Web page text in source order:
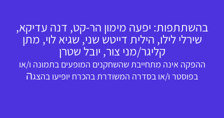
בהשתתפות: יפעה מימון הר-קט, דנה עדיקא,
שירלי לילו, הילית דייטש שני, שגיא לוי, מתן
קליגר/מני צור, יובל שטרן
ההפקה אינה מתחייבת שהשחקנים המופעים בתמונה ו/או
בפוסטר ו/או בסדרה המשודרת בהכרח יופיעו בהצגה